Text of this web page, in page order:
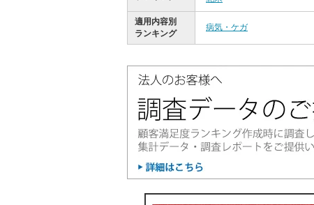
適用内容別
ランキング
病気・ケガ